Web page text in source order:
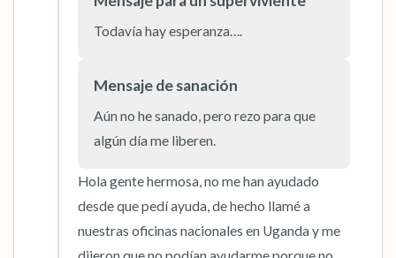
Todavía hay esperanza….
Mensaje de sanación
Aún no he sanado, pero rezo para que
algún día me liberen.
Hola gente hermosa, no me han ayudado
desde que pedí ayuda, de hecho llamé a
nuestras oficinas nacionales en Uganda y me
5 – cosas que puedes ver (puedes mirar
dentro de la habitación y por la ventana)
4 – cosas que puedes sentir (¿qué hay frente
a ti que puedas tocar?)
3 – cosas que puedes oír
2 – cosas que puedes oler
1 – cosa que te gusta de ti mismo.